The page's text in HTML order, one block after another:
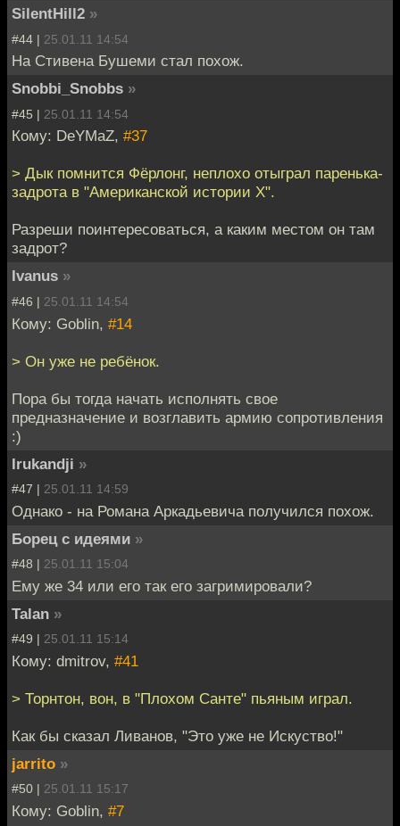
SilentHill2 »
#44 | 25.01.11 14:54
На Стивена Бушеми стал похож.
Snobbi_Snobbs »
#45 | 25.01.11 14:54
Кому: DeYMaZ, #37
> Дык помнится Фёрлонг, неплохо отыграл паренька-
задрота в "Американской истории Х".
Разреши поинтересоваться, а каким местом он там
задрот?
Ivanus »
#46 | 25.01.11 14:54
Кому: Goblin, #14
> Он уже не ребёнок.
Пора бы тогда начать исполнять свое
предназначение и возглавить армию сопротивления
:)
Irukandji »
#47 | 25.01.11 14:59
Однако - на Романа Аркадьевича получился похож.
Борец с идеями »
#48 | 25.01.11 15:04
Ему же 34 или его так его загримировали?
Talan »
#49 | 25.01.11 15:14
Кому: dmitrov, #41
> Торнтон, вон, в "Плохом Санте" пьяным играл.
Как бы сказал Ливанов, "Это уже не Искуство!"
jarrito »
#50 | 25.01.11 15:17
Кому: Goblin, #7